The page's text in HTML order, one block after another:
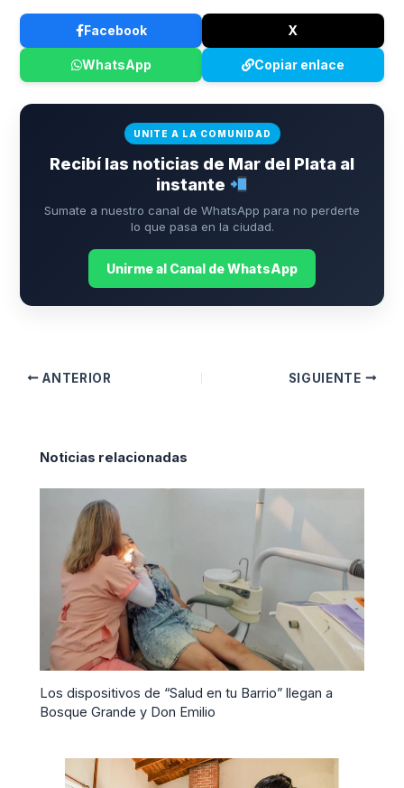
Facebook X
WhatsApp Copiar enlace
UNITE A LA COMUNIDAD
Recibí las noticias de Mar del Plata al
instante
Sumate a nuestro canal de WhatsApp para no perderte
lo que pasa en la ciudad.
Unirme al Canal de WhatsApp
ANTERIOR SIGUIENTE
Noticias relacionadas
Los dispositivos de “Salud en tu Barrio” llegan a
Bosque Grande y Don Emilio